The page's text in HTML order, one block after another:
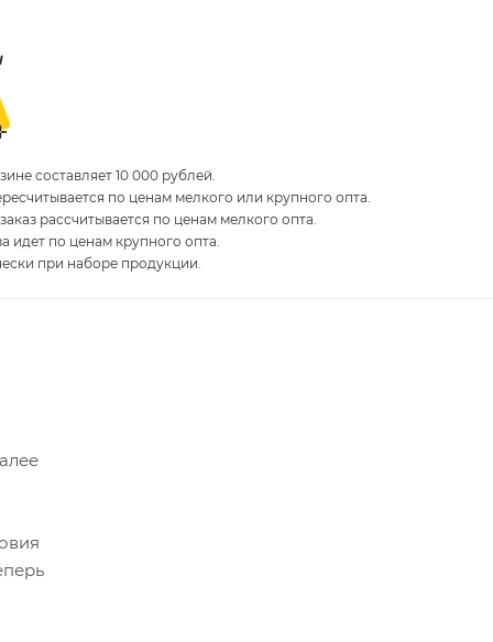
составляет 10 000 рублей.
по ценам мелкого или крупного опта.
рассчитывается по ценам мелкого опта.
идет по ценам крупного опта.
при наборе продукции.